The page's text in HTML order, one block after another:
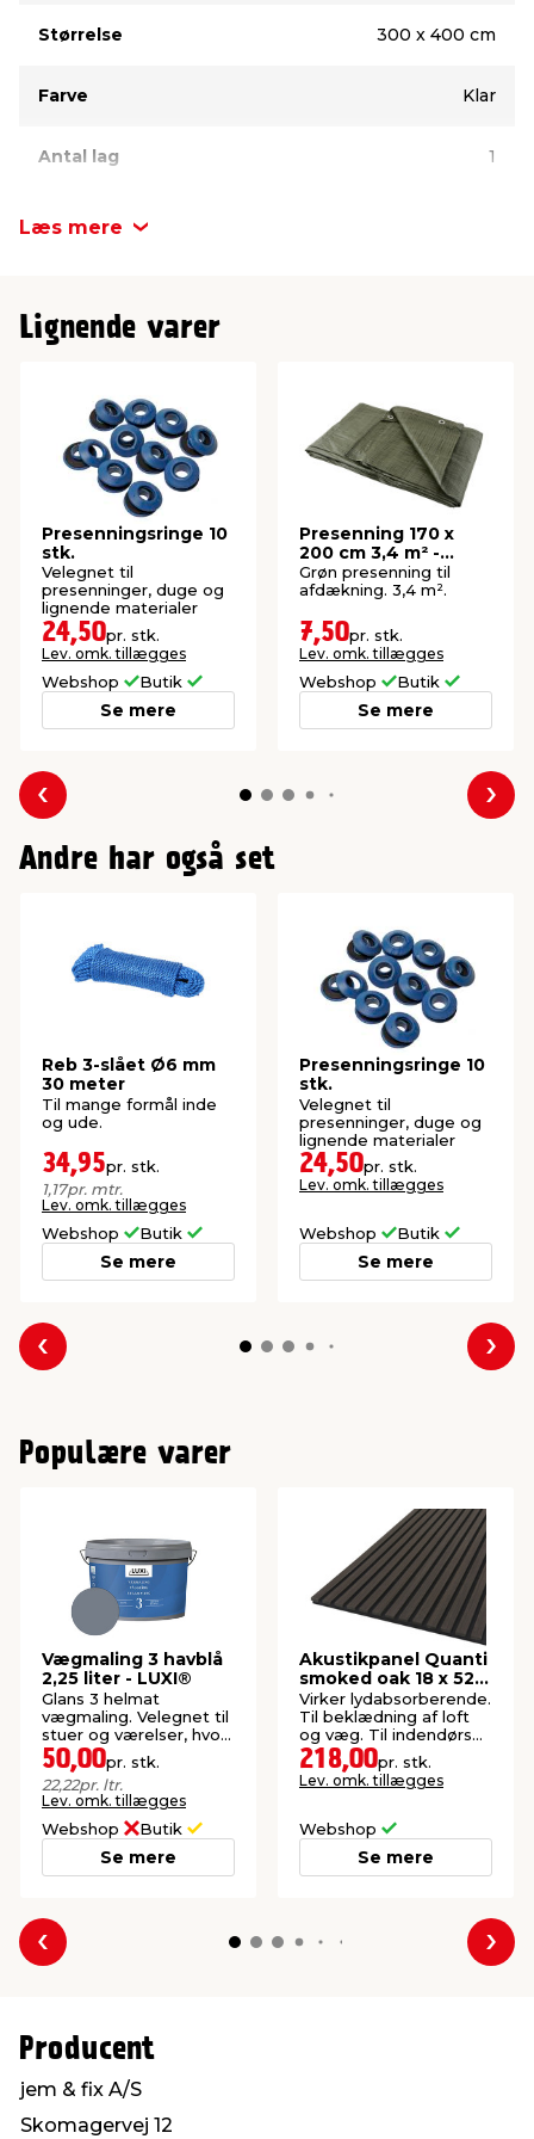
Størrelse 300 x 400 cm
Farve Klar
Antal lag 1
Læs mere
Lignende varer
Presenningsringe 10
stk.
Velegnet til
presenninger, duge og
lignende materialer
24,50pr. stk.
Lev. omk. tillægges
Webshop Butik
Se mere
Presenning 170 x
200 cm 3,4 m² -
Garden®
Grøn presenning til
afdækning. 3,4 m².
7,50pr. stk.
Lev. omk. tillægges
Webshop Butik
Se mere
Forrige
Andre har også set
Reb 3-slået Ø6 mm
30 meter
Til mange formål inde
og ude.
34,95pr. stk.
1,17pr. mtr.
Lev. omk. tillægges
Webshop Butik
Se mere
Presenningsringe 10
stk.
Velegnet til
presenninger, duge og
lignende materialer
24,50pr. stk.
Lev. omk. tillægges
Webshop Butik
Se mere
Forrige
Populære varer
Vægmaling 3 havblå
2,25 liter - LUXI®
Glans 3 helmat
vægmaling. Velegnet til
stuer og værelser, hvor
der ønskes en mat
finish.
50,00pr. stk.
22,22pr. ltr.
Lev. omk. tillægges
Webshop Butik
Se mere
Akustikpanel Quanti
smoked oak 18 x 520
x 2440 mm
Virker lydabsorberende.
Til beklædning af loft
og væg. Til indendørs
brug. Køb online. FSC®-
mærket.
218,00pr. stk.
Lev. omk. tillægges
Webshop
Se mere
Forrige
Producent
jem & fix A/S
Skomagervej 12